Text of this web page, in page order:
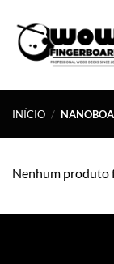
content
INÍCIO /
Nenhum produto